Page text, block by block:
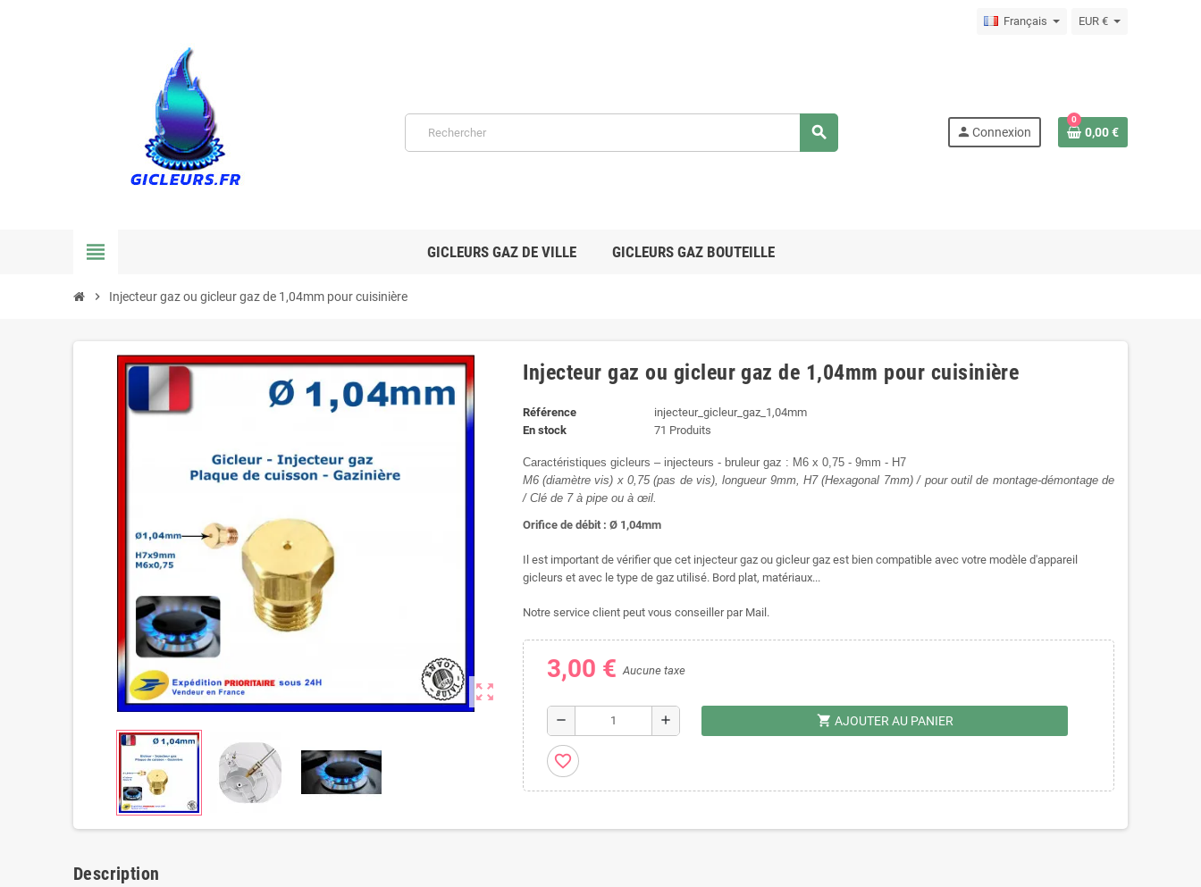
Français EUR €
search person Connexion
0
0,00 €
view_headline GICLEURS GAZ DE VILLE GICLEURS GAZ BOUTEILLE
chevron_right Injecteur gaz ou gicleur gaz de 1,04mm pour cuisinière
zoom_out_map
Injecteur gaz ou gicleur gaz de 1,04mm pour cuisinière
Référence
injecteur_gicleur_gaz_1,04mm
En stock
71 Produits
Caractéristiques gicleurs – injecteurs - bruleur gaz : M6 x 0,75 - 9mm - H7
M6 (diamètre vis) x 0,75 (pas de vis), longueur 9mm, H7 (Hexagonal 7mm) / pour outil de montage-démontage de
/ Clé de 7 à pipe ou à œil.
Orifice de débit : Ø 1,04mm
Il est important de vérifier que cet injecteur gaz ou gicleur gaz est bien compatible avec votre modèle d'appareil
gicleurs et avec le type de gaz utilisé. Bord plat, matériaux...
Notre service client peut vous conseiller par Mail.
3,00 €Aucune taxe
remove add shopping_cart AJOUTER AU PANIER
favorite_border
Description